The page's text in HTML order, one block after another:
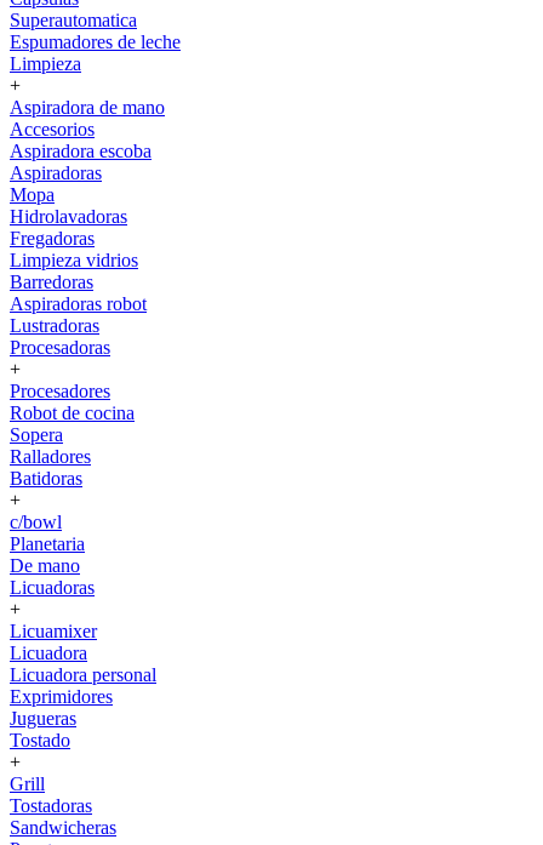
Superautomatica
Espumadores de leche
Limpieza
+
Aspiradora de mano
Accesorios
Aspiradora escoba
Aspiradoras
Mopa
Hidrolavadoras
Fregadoras
Limpieza vidrios
Barredoras
Aspiradoras robot
Lustradoras
Procesadoras
+
Procesadores
Robot de cocina
Sopera
Ralladores
Batidoras
+
c/bowl
Planetaria
De mano
Licuadoras
+
Licuamixer
Licuadora
Licuadora personal
Exprimidores
Jugueras
Tostado
+
Grill
Tostadoras
Sandwicheras